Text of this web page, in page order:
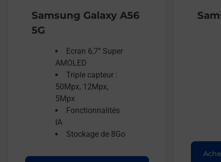
Samsung Galaxy A56
5G
Ecran 6,7’’ Super
AMOLED
Triple capteur :
50Mpx, 12Mpx,
5Mpx
Fonctionnalités
IA
Stockage de 8Go